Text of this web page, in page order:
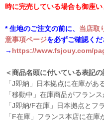
時に完売している場合も御座
* 生地のご注文の前に、 当店取
意事項ページを必ずご確認くだ
→ https://www.fsjouy.com/
＜商品名頭に付いている表記の
「J即納」日本拠点に在庫があ
「移動中」在庫商品がフラン
「J即納/F在庫」日本拠点とフ
「F在庫」フランス本店に在庫